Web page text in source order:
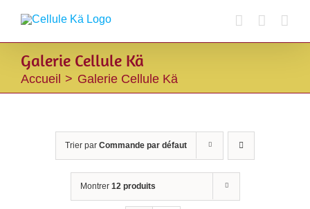
contenu
Galerie Cellule Kä
Accueil Galerie Cellule Kä
Trier par Commande par défaut
Montrer 12 produits